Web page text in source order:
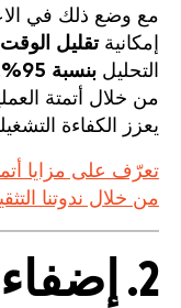
مع وضع ذلك في
إمكانيةتقليل
التحليل بنسبة 95%
من خلال أتمتة
يعزز الكفاءة
تعرّف على مزايا
من خلال ندوتنا
2.